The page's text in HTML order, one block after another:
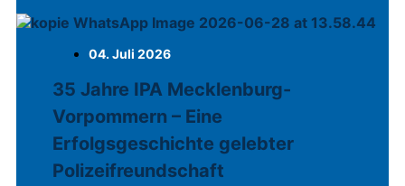
04. Juli 2026
35 Jahre IPA Mecklenburg-
Vorpommern – Eine
Erfolgsgeschichte gelebter
Polizeifreundschaft